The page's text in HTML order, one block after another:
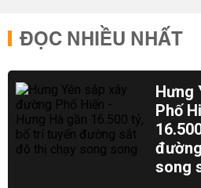
ĐỌC NHIỀU NHẤT
Hưng
Phố
song